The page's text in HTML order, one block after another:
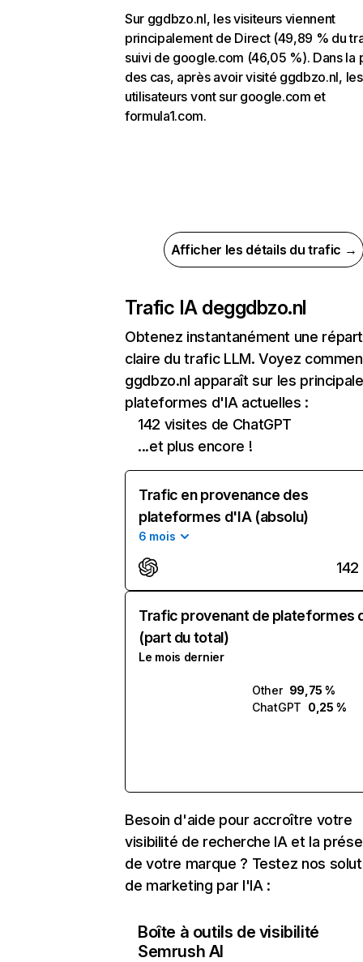
Sur ggdbzo.nl, les visiteurs viennent
principalement de Direct (49,89 % du
suivi de google.com (46,05 %). Dans la
des cas, après avoir visité ggdbzo.nl, les
utilisateurs vont sur google.com et
formula1.com.
Afficher les détails du trafic →
Trafic IA deggdbzo.nl
Obtenez instantanément une
claire du trafic LLM. Voyez
ggdbzo.nl apparaît sur les
plateformes d'IA actuelles :
142 visites de ChatGPT
...et plus encore !
Trafic en provenance des
plateformes d'IA (absolu)
6 mois
142
Trafic provenant de plateformes
(part du total)
Le mois dernier
Other 99,75 %
ChatGPT 0,25 %
Besoin d'aide pour accroître votre
visibilité de recherche IA et la
de votre marque ? Testez nos
de marketing par l'IA :
Boîte à outils de visibilité
Semrush AI